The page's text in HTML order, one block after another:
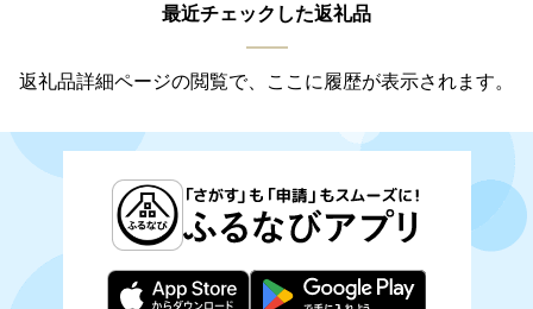
最近チェックした返礼品
返礼品詳細ページの閲覧で、ここに履歴が表示されます。